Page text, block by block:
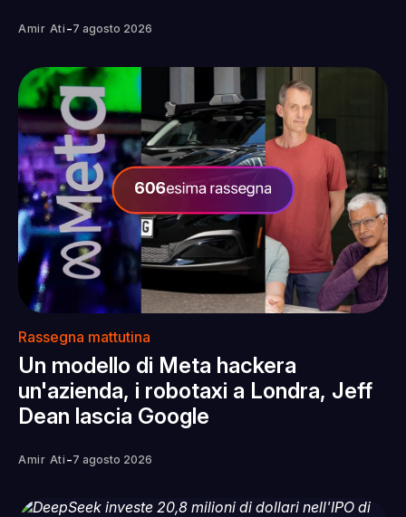
Amir Ati -7 agosto 2026
Rassegna mattutina
Un modello di Meta hackera
un'azienda, i robotaxi a Londra, Jeff
Dean lascia Google
Amir Ati -7 agosto 2026